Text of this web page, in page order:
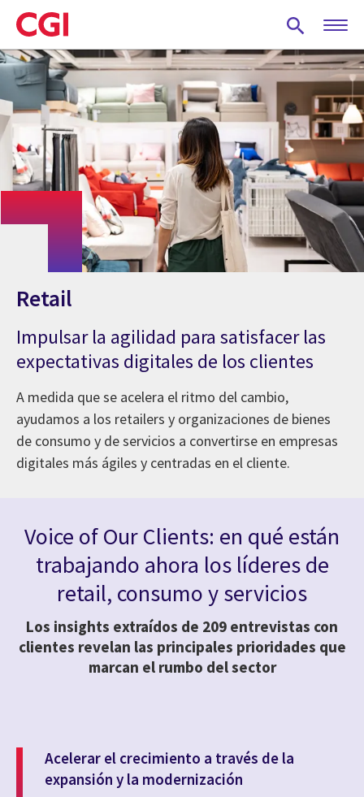
Skip
to
main
content
Retail
Impulsar la agilidad para satisfacer las
expectativas digitales de los clientes
A medida que se acelera el ritmo del cambio,
ayudamos a los retailers y organizaciones de bienes
de consumo y de servicios a convertirse en empresas
digitales más ágiles y centradas en el cliente.
Voice of Our Clients: en qué están
trabajando ahora los líderes de
retail, consumo y servicios
Los insights extraídos de 209 entrevistas con
clientes revelan las principales prioridades que
marcan el rumbo del sector
Acelerar el crecimiento a través de la
expansión y la modernización